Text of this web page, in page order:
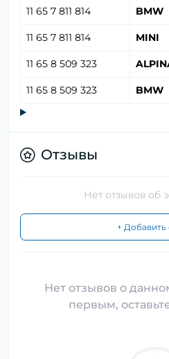
11 65 7 811 814 BMW
11 65 7 811 814 MINI
11 65 8 509 323
11 65 8 509 323 BMW
Отзывы
Нет отзывов об
+ Добавить
Нет отзывов о
первым,